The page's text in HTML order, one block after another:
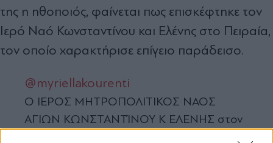
της η ηθοποιός, φαίνεται πως επισκέφτηκε τον
Ιερό Ναό Κωνσταντίνου και Ελένης στο Πειραία,
τον οποίο χαρακτήρισε επίγειο παράδεισο.
@myriellakourenti
Ο ΙΕΡΟΣ ΜΗΤΡΟΠΟΛΙΤΙΚΟΣ ΝΑΟΣ
ΑΓΙΩΝ ΚΩΝΣΤΑΝΤΊΝΟΥ Κ ΕΛΕΝΗΣ στον